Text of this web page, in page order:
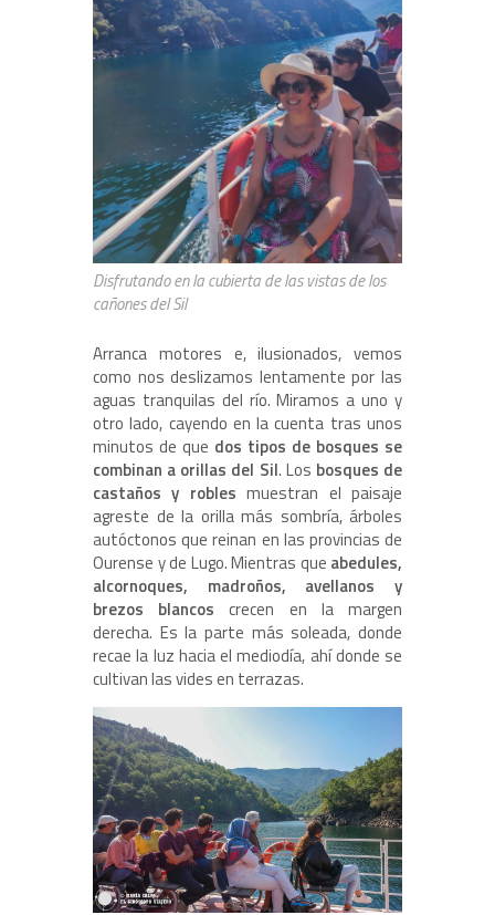
Disfrutando en la cubierta de las vistas de los
cañones del Sil
Arranca motores e, ilusionados, vemos
como nos deslizamos lentamente por las
aguas tranquilas del río. Miramos a uno y
otro lado, cayendo en la cuenta tras unos
minutos de que dos tipos de bosques se
combinan a orillas del Sil. Los bosques de
castaños y robles muestran el paisaje
agreste de la orilla más sombría, árboles
autóctonos que reinan en las provincias de
Ourense y de Lugo. Mientras que abedules,
alcornoques, madroños, avellanos y
brezos blancos crecen en la margen
derecha. Es la parte más soleada, donde
recae la luz hacia el mediodía, ahí donde se
cultivan las vides en terrazas.